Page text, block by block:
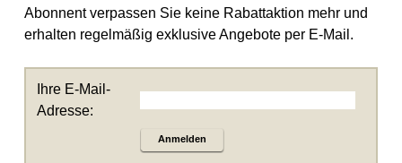
Abonnent verpassen Sie keine Rabattaktion mehr und
erhalten regelmäßig exklusive Angebote per E-Mail.
Ihre E-Mail-
Adresse:
Anmelden